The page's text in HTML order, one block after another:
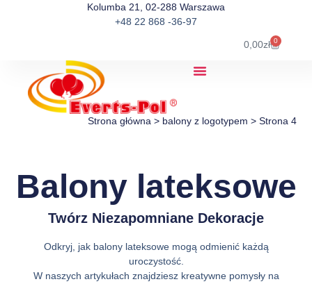
Kolumba 21, 02-288 Warszawa
+48 22 868 -36-97
0,00zł 0
Strona główna > balony z logotypem > Strona 4
Balony lateksowe
Twórz Niezapomniane Dekoracje
Odkryj, jak balony lateksowe mogą odmienić każdą
uroczystość.
W naszych artykułach znajdziesz kreatywne pomysły na